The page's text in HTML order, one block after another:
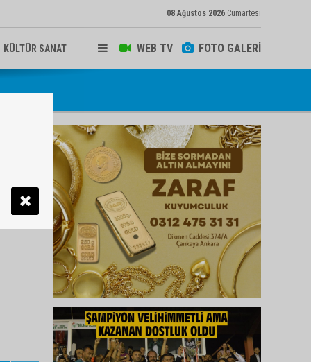
08 Ağustos 2026 Cumartesi
WEB TV FOTO GALERİ
KÜLTÜR SANAT